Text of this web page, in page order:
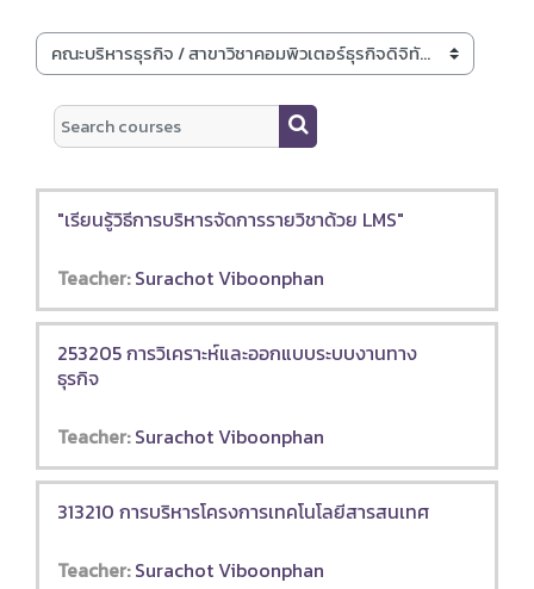
Course categories
Search courses
Search courses
"เรียนรู้วิธีการบริหารจัดการรายวิชาด้วย LMS"
Teacher:Surachot Viboonphan
253205 การวิเคราะห์และออกแบบระบบงานทาง
ธุรกิจ
Teacher:Surachot Viboonphan
313210 การบริหารโครงการเทคโนโลยีสารสนเทศ
Teacher:Surachot Viboonphan